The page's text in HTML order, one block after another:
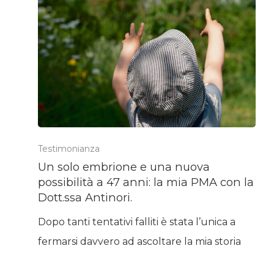
Testimonianza
Un solo embrione e una nuova
possibilità a 47 anni: la mia PMA con la
Dott.ssa Antinori.
Dopo tanti tentativi falliti è stata l’unica a
fermarsi davvero ad ascoltare la mia storia